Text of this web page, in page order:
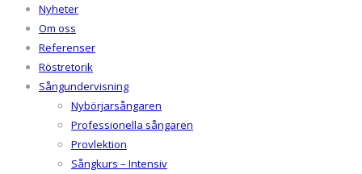
Nyheter
Om oss
Referenser
Röstretorik
Sångundervisning
Nybörjarsångaren
Professionella sångaren
Provlektion
Sångkurs – Intensiv